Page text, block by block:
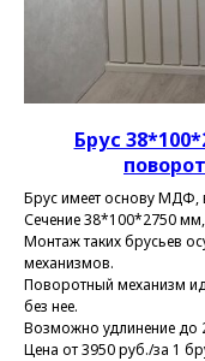
Брус
Брус имеет основу МДФ,
Сечение 38*100*2750
Монтаж таких брусьев
механизмов.
Поворотный механизм
без нее.
Возможно удлинение до
Цена от 3950 руб./за 1